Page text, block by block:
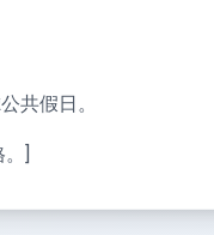
共假日。
]